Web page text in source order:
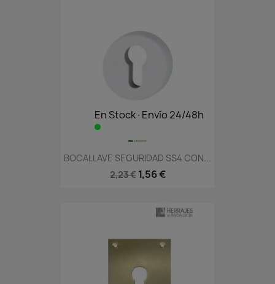
En Stock·Envío 24/48h
BOCALLAVE SEGURIDAD SS4 CON...
2,23 € 1,56 €